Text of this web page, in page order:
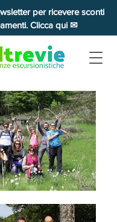
per ricevere sconti
Clicca qui ✉